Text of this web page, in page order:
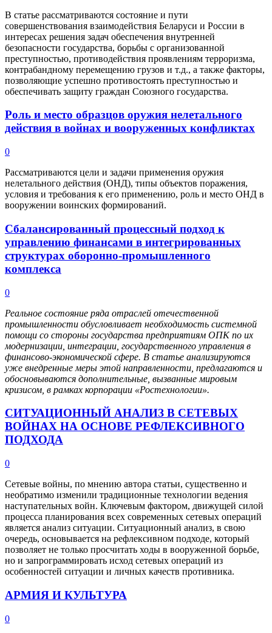
В статье рассматриваются состояние и пути
совершенствования взаимодействия Беларуси и России в
интересах решения задач обеспечения внутренней
безопасности государства, борьбы с организованной
преступностью, противодействия проявлениям терроризма,
контрабандному перемещению грузов и т.д., а также факторы,
позволяющие успешно противостоять преступностью и
обеспечивать защиту граждан Союзного государства.
Роль и место образцов оружия нелетального
действия в войнах и вооруженных конфликтах
0
Рассматриваются цели и задачи применения оружия
нелетального действия (ОНД), типы объектов поражения,
условия и требования к его применению, роль и место ОНД в
вооружении воинских формирований.
Сбалансированный процессный подход к
управлению финансами в интегрированных
структурах оборонно-промышленного
комплекса
0
Реальное состояние ряда отраслей отечественной
промышленности обусловливает необходимость системной
помощи со стороны государства предприятиям ОПК по их
модернизации, интеграции, государственного управления в
финансово-экономической сфере. В статье анализируются
уже внедренные меры этой направленности, предлагаются и
обосновываются дополнительные, вызванные мировым
кризисом, в рамках корпорации «Ростехнологии».
СИТУАЦИОННЫЙ АНАЛИЗ В СЕТЕВЫХ
ВОЙНАХ НА ОСНОВЕ РЕФЛЕКСИВНОГО
ПОДХОДА
0
Сетевые войны, по мнению автора статьи, существенно и
необратимо изменили традиционные технологии ведения
наступательных войн. Ключевым фактором, движущей силой
процесса планирования всех современных сетевых операций
является анализ ситуации. Ситуационный анализ, в свою
очередь, основывается на рефлексивном подходе, который
позволяет не только просчитать ходы в вооруженной борьбе,
но и запрограммировать исход сетевых операций из
особенностей ситуации и личных качеств противника.
АРМИЯ И КУЛЬТУРА
0